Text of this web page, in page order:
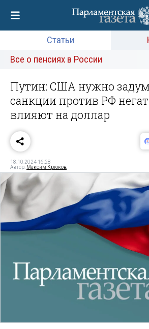
Статьи
Все о пенсиях в России
Путин: США нужно
санкции против РФ
влияют на доллар
18.10.2024 16:28
Автор: Максим Крюков